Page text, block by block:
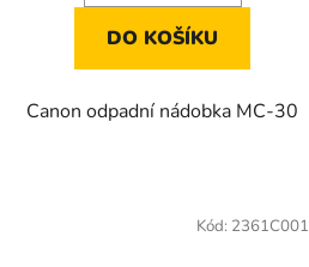
DO KOŠÍKU
Canon odpadní nádobka MC-30
Kód: 2361C001